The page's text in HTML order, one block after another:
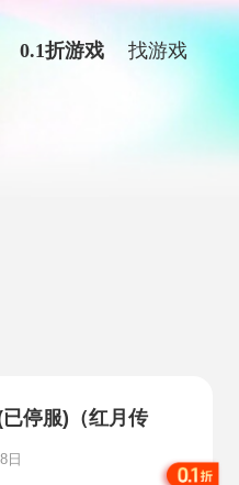
0.1折游戏 找游戏
停服)（红月传
日